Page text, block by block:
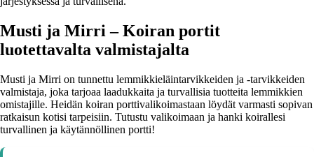
Musti ja Mirri – Koiran portit
luotettavalta valmistajalta
Musti ja Mirri on tunnettu lemmikkieläintarvikkeiden ja -tarvikkeiden
valmistaja, joka tarjoaa laadukkaita ja turvallisia tuotteita lemmikkien
omistajille. Heidän koiran porttivalikoimastaan löydät varmasti sopivan
ratkaisun kotisi tarpeisiin. Tutustu valikoimaan ja hanki koirallesi
turvallinen ja käytännöllinen portti!